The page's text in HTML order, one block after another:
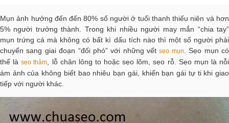
Mụn ảnh hưởng đến đến 80% số người ở tuổi thanh thiếu niên và hơn
5% người trưởng thành. Trong khi nhiều người may mắn “chia tay”
mụn trứng cá mà không có bất kì dấu tích nào thì một số người phải
chuyển sang giai đoạn “đối phó” với những vếtsẹo mụn
. Sẹo mụn có
thể làsẹo thâm , lỗ chân lông to hoặc sẹo lõm, sẹo rỗ. Sẹo mụn là nỗi
ám ảnh của không biết bao nhiêu bạn gái, khiến bạn gái tự ti khi giao
tiếp với người khác.